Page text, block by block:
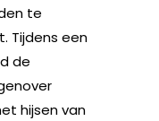
te
Tijdens een
de
hijsen van